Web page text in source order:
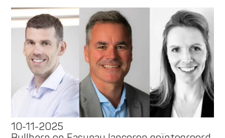
10-11-2025